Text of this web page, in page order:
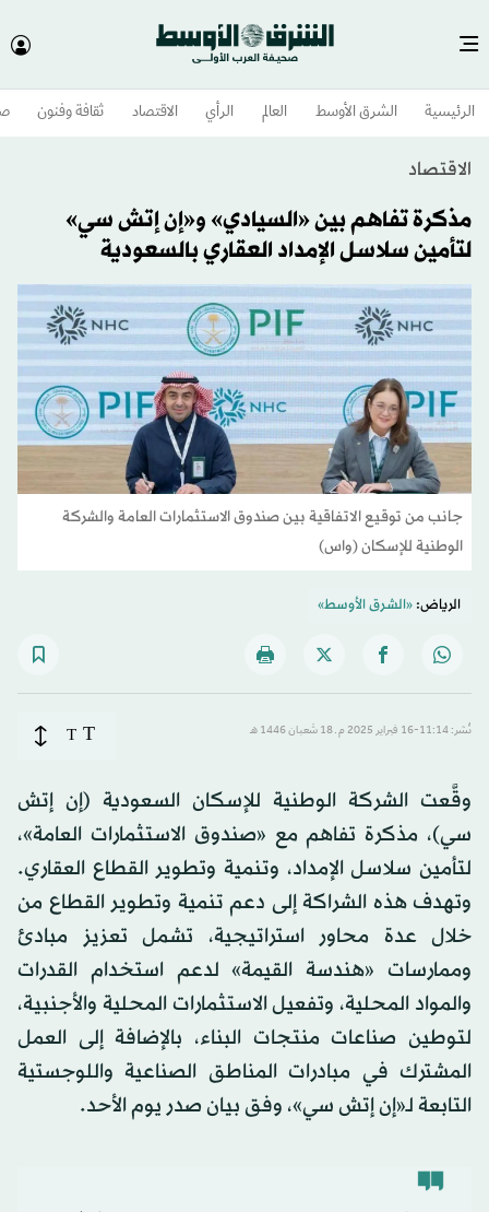
الرئيسية الشرق الأوسط​ العالم الرأي الاقتصاد ثقافة وفنون
الاقتصاد
مذكرة تفاهم بين «السيادي» و«إن إتش سي»
لتأمين سلاسل الإمداد العقاري بالسعودية
جانب من توقيع الاتفاقية بين صندوق الاستثمارات العامة والشركة
الوطنية للإسكان (واس)
الرياض:«الشرق الأوسط»
نُشر: 11:14-16 فبراير 2025 م ـ 18 شَعبان 1446 هـ T
T
وقَّعت الشركة الوطنية للإسكان السعودية (إن إتش
سي)، مذكرة تفاهم مع «صندوق الاستثمارات العامة»،
لتأمين سلاسل الإمداد، وتنمية وتطوير القطاع العقاري.
وتهدف هذه الشراكة إلى دعم تنمية وتطوير القطاع من
خلال عدة محاور استراتيجية، تشمل تعزيز مبادئ
وممارسات «هندسة القيمة» لدعم استخدام القدرات
والمواد المحلية، وتفعيل الاستثمارات المحلية والأجنبية،
لتوطين صناعات منتجات البناء، بالإضافة إلى العمل
المشترك في مبادرات المناطق الصناعية واللوجستية
التابعة لـ«إن إتش سي»، وفق بيان صدر يوم الأحد.